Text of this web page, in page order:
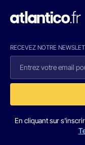
RECEVEZ NOTRE
En cliquant sur